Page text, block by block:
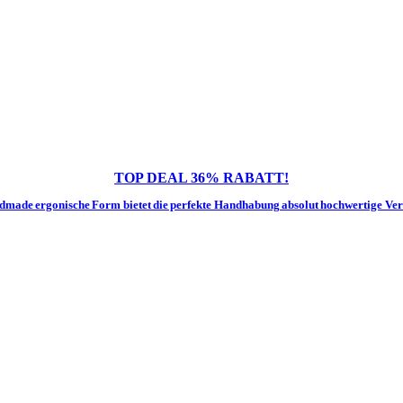
von Kräutern
TOP DEAL 36% RABATT!
ergonische Form bietet die perfekte Handhabung absolut hochwertige